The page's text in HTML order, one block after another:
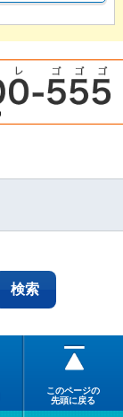
このページの
先頭に戻る